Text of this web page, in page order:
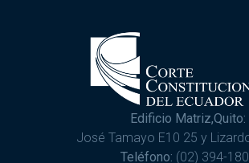
Edificio Matriz,Quito:
José Tamayo E10 25 y
Teléfono: (02) 394-